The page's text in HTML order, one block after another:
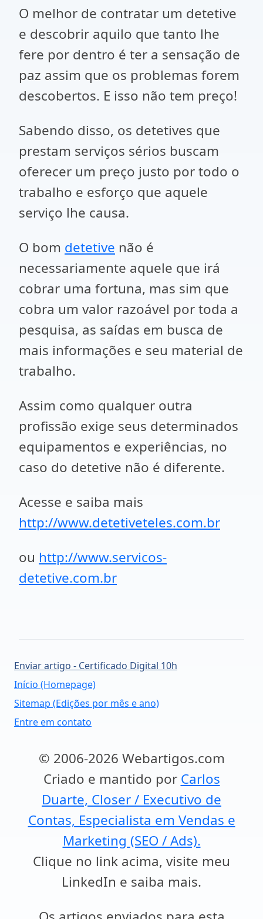
O melhor de contratar um detetive
e descobrir aquilo que tanto lhe
fere por dentro é ter a sensação de
paz assim que os problemas forem
descobertos. E isso não tem preço!
Sabendo disso, os detetives que
prestam serviços sérios buscam
oferecer um preço justo por todo o
trabalho e esforço que aquele
serviço lhe causa.
O bom detetive não é
necessariamente aquele que irá
cobrar uma fortuna, mas sim que
cobra um valor razoável por toda a
pesquisa, as saídas em busca de
mais informações e seu material de
trabalho.
Assim como qualquer outra
profissão exige seus determinados
equipamentos e experiências, no
caso do detetive não é diferente.
Acesse e saiba mais
http://www.detetiveteles.com.br
ou http://www.servicos-
detetive.com.br
Enviar artigo - Certificado Digital 10h
Início (Homepage)
Sitemap (Edições por mês e ano)
Entre em contato
© 2006-2026 Webartigos.com
Criado e mantido por Carlos
Duarte, Closer / Executivo de
Contas, Especialista em Vendas e
Marketing (SEO / Ads).
Clique no link acima, visite meu
LinkedIn e saiba mais.